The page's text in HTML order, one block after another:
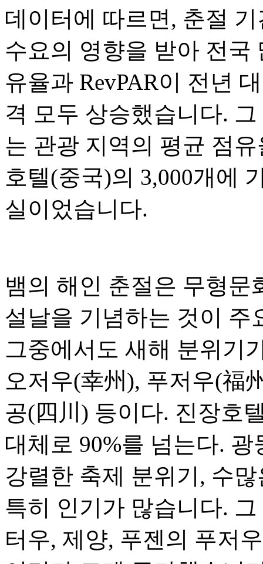
데이터에 따르면, 춘절
수요의 영향을 받아 전국
유율과 RevPAR이 전년
격 모두 상승했습니다.
는 관광 지역의 평균 점
호텔(중국)의 3,000개에
실이었습니다.
뱀의 해인 춘절은 무형문
설날을 기념하는 것이 주
그중에서도 새해 분위기
오저우(幸州), 푸저우(福
공(四川) 등이다. 진장호
대체로 90%를 넘는다.
강렬한 축제 분위기, 수
특히 인기가 많습니다.
터우, 제양, 푸젠의 푸저